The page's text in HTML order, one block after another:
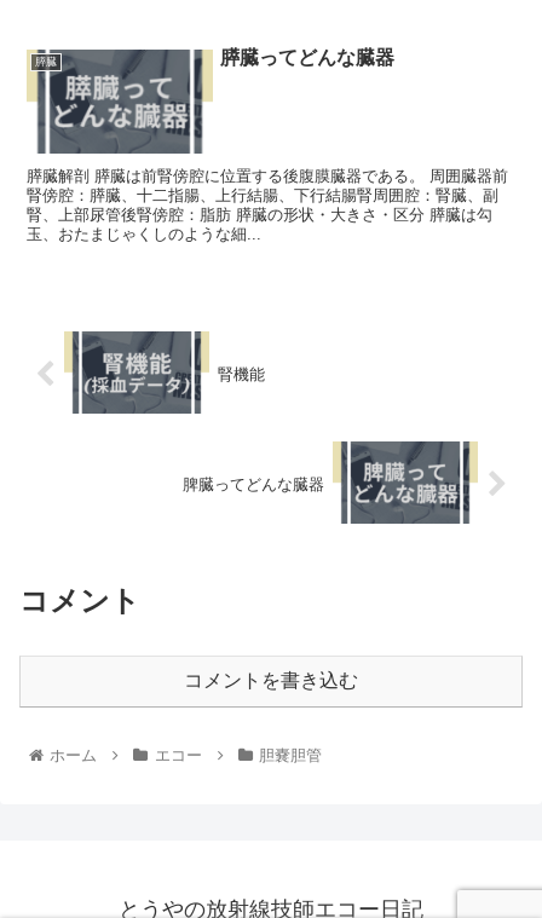
膵臓 膵臓ってどんな臓器
膵臓解剖 膵臓は前腎傍腔に位置する後腹膜臓器である。 周囲臓器前
腎傍腔：膵臓、十二指腸、上行結腸、下行結腸腎周囲腔：腎臓、副
腎、上部尿管後腎傍腔：脂肪 膵臓の形状・大きさ・区分 膵臓は勾
玉、おたまじゃくしのような細...
腎機能
脾臓ってどんな臓器
コメント
コメントを書き込む
ホーム エコー 胆嚢胆管
とうやの放射線技師エコー日記